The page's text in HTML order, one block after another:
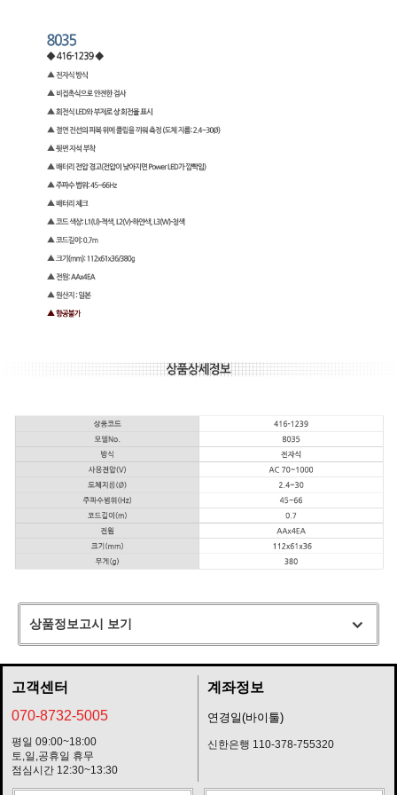
상품정보고시 보기
고객센터
070-8732-5005
평일 09:00~18:00
토,일,공휴일 휴무
점심시간 12:30~13:30
계좌정보
연경일(바이툴)
신한은행 110-378-755320